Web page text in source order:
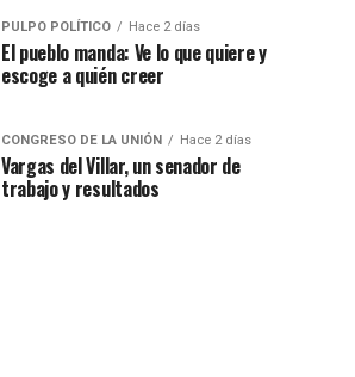
PULPO POLÍTICO Hace 2 días
El pueblo manda: Ve lo que quiere y
escoge a quién creer
CONGRESO DE LA UNIÓN Hace 2 días
Vargas del Villar, un senador de
trabajo y resultados